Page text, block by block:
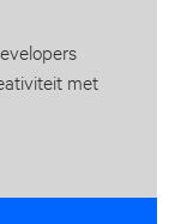
met